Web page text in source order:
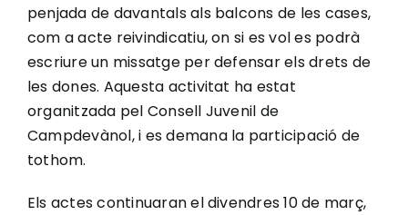
penjada de davantals als balcons de les cases,
com a acte reivindicatiu, on si es vol es podrà
escriure un missatge per defensar els drets de
les dones. Aquesta activitat ha estat
organitzada pel Consell Juvenil de
Campdevànol, i es demana la participació de
tothom.
Els actes continuaran el divendres 10 de març,